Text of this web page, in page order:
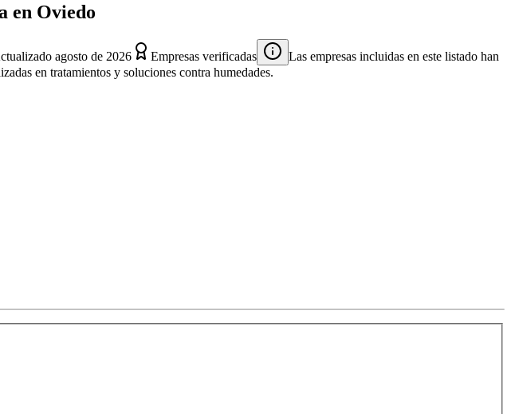
en Oviedo
agosto de 2026 Empresas verificadas
Las empresas incluidas en este listado han
en tratamientos y soluciones contra humedades.